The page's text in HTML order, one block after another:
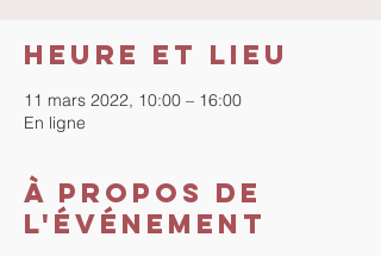
Heure et lieu
11 mars 2022, 10:00 – 16:00
En ligne
À propos de
l'événement